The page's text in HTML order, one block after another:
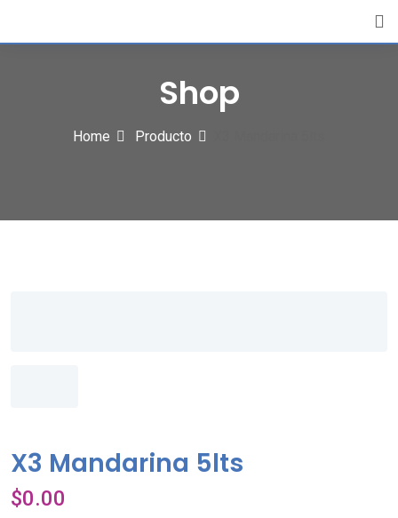
Shop
Home Producto
X3 Mandarina 5lts
$0.00